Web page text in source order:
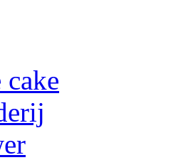
cake